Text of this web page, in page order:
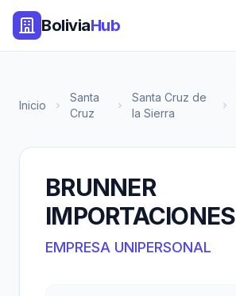
BoliviaHub
Inicio
Santa
Cruz
Santa Cruz de
la Sierra
BRUNNER
IMPORTACIONES
EMPRESA UNIPERSONAL